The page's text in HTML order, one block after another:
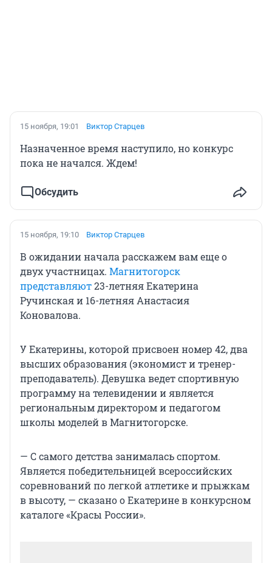
15 ноября, 19:01 Виктор Старцев
Назначенное время наступило, но конкурс
пока не начался. Ждем!
Обсудить
15 ноября, 19:10 Виктор Старцев
В ожидании начала расскажем вам еще о
двух участницах. Магнитогорск
представляют23-летняя Екатерина
Ручинская и 16-летняя Анастасия
Коновалова.
У Екатерины, которой присвоен номер 42, два
высших образования (экономист и тренер-
преподаватель). Девушка ведет спортивную
программу на телевидении и является
региональным директором и педагогом
школы моделей в Магнитогорске.
— С самого детства занималась спортом.
Является победительницей всероссийских
соревнований по легкой атлетике и прыжкам
в высоту, — сказано о Екатерине в конкурсном
каталоге «Красы России».